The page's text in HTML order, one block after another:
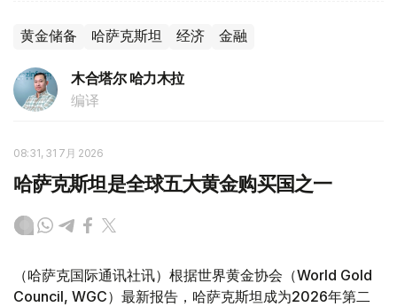
黄金储备 哈萨克斯坦 经济 金融
木合塔尔 哈力木拉
编译
08:31, 31 7月 2026
哈萨克斯坦是全球五大黄金购买国之一
（哈萨克国际通讯社讯）根据世界黄金协会（World Gold
Council, WGC）最新报告，哈萨克斯坦成为2026年第二